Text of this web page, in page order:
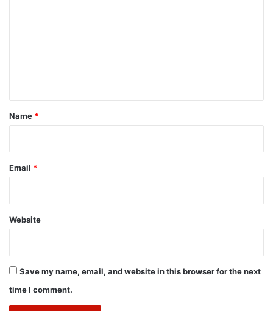
*
Name *
Email *
Website
Save my name, email, and website in this browser for the next
time I comment.